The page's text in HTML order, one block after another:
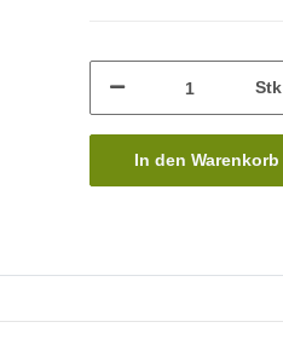
Stk
In den Warenkorb